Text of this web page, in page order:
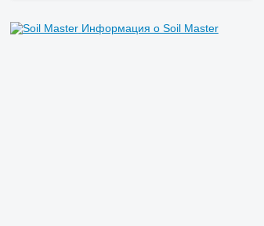
Информация о Soil Master